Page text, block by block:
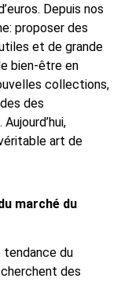
Depuis nos
proposer des
et de grande
bien-être en
collections,
des
art de
marché du
tendance du
des